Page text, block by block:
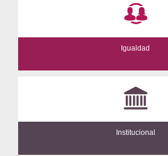
Igualdad
Institucional